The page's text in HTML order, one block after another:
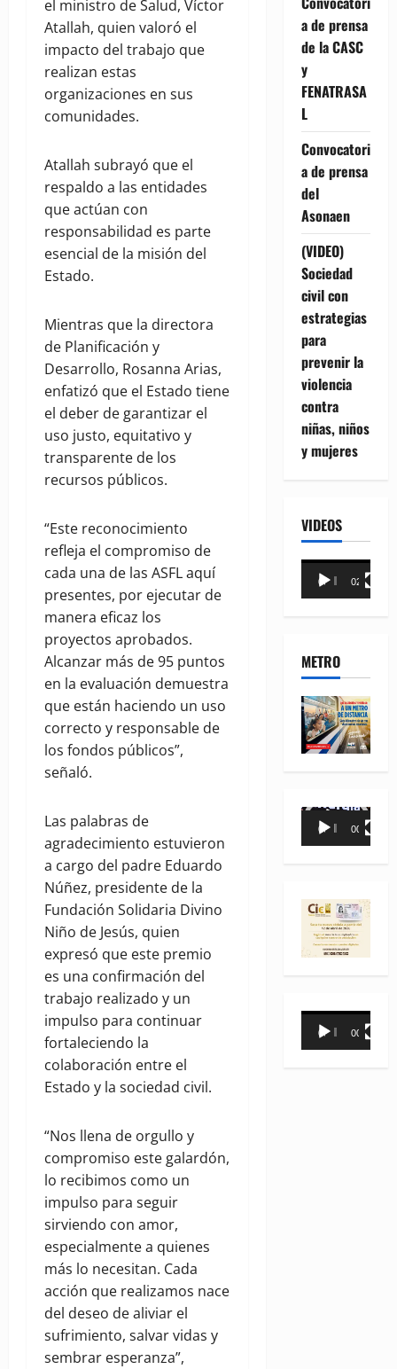
el ministro de Salud, Víctor
Atallah, quien valoró el
impacto del trabajo que
realizan estas
organizaciones en sus
comunidades.
Atallah subrayó que el
respaldo a las entidades
que actúan con
responsabilidad es parte
esencial de la misión del
Estado.
Mientras que la directora
de Planificación y
Desarrollo, Rosanna Arias,
enfatizó que el Estado tiene
el deber de garantizar el
uso justo, equitativo y
transparente de los
recursos públicos.
“Este reconocimiento
refleja el compromiso de
cada una de las ASFL aquí
presentes, por ejecutar de
manera eficaz los
proyectos aprobados.
Alcanzar más de 95 puntos
en la evaluación demuestra
que están haciendo un uso
correcto y responsable de
los fondos públicos”,
señaló.
Las palabras de
agradecimiento estuvieron
a cargo del padre Eduardo
Núñez, presidente de la
Fundación Solidaria Divino
Niño de Jesús, quien
expresó que este premio
es una confirmación del
trabajo realizado y un
impulso para continuar
fortaleciendo la
colaboración entre el
Estado y la sociedad civil.
“Nos llena de orgullo y
compromiso este galardón,
lo recibimos como un
impulso para seguir
sirviendo con amor,
especialmente a quienes
más lo necesitan. Cada
acción que realizamos nace
del deseo de aliviar el
sufrimiento, salvar vidas y
sembrar esperanza”,
a de prensa
de la CASC
y
FENATRASA
L
Convocatori
a de prensa
del
Asonaen
(VIDEO)
Sociedad
civil con
estrategias
para
prevenir la
violencia
contra
niñas, niños
y mujeres
VIDEOS
Reproductor
00:00 02:18
METRO
Reproductor
00:00 00:35
Reproductor
00:00 00:31